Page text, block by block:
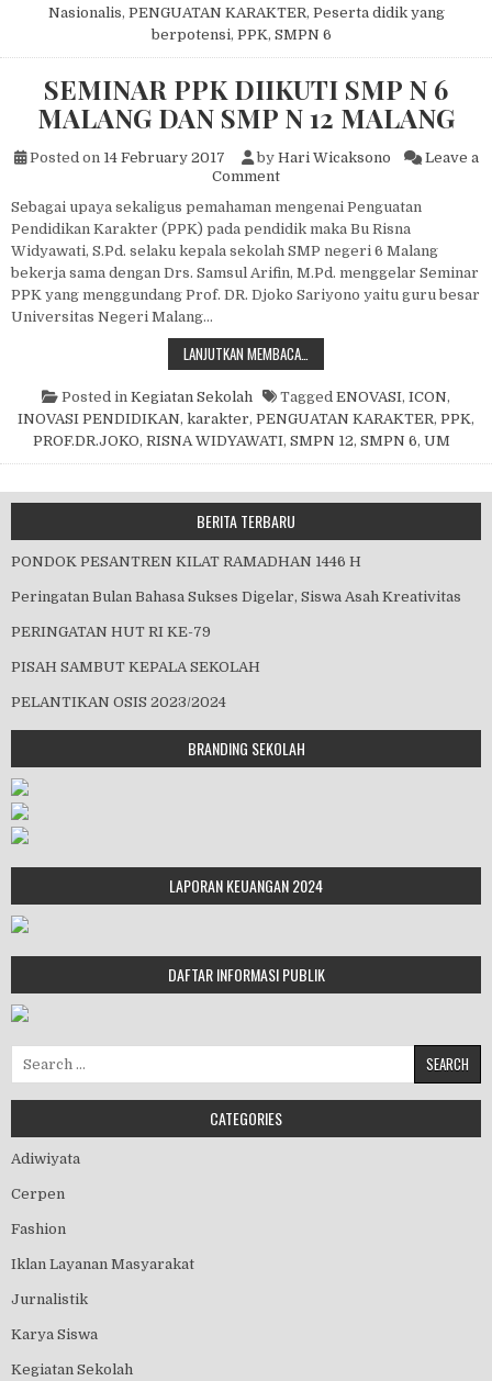
Nasionalis, PENGUATAN KARAKTER, Peserta didik yang
berpotensi, PPK, SMPN 6
SEMINAR PPK DIIKUTI SMP N 6
MALANG DAN SMP N 12 MALANG
Posted on 14 February 2017 by Hari Wicaksono
Leave a
Commenton SEMINAR PPK DIIKUTI
Sebagai upaya sekaligus pemahaman mengenai Penguatan
Pendidikan Karakter (PPK) pada pendidik maka Bu Risna
Widyawati, S.Pd. selaku kepala sekolah SMP negeri 6 Malang
bekerja sama dengan Drs. Samsul Arifin, M.Pd. menggelar Seminar
PPK yang menggundang Prof. DR. Djoko Sariyono yaitu guru besar
Universitas Negeri Malang…
LANJUTKAN MEMBACA…
Posted in Kegiatan Sekolah Tagged ENOVASI, ICON,
INOVASI PENDIDIKAN, karakter, PENGUATAN KARAKTER, PPK,
PROF.DR.JOKO, RISNA WIDYAWATI, SMPN 12, SMPN 6, UM
BERITA TERBARU
PONDOK PESANTREN KILAT RAMADHAN 1446 H
Peringatan Bulan Bahasa Sukses Digelar, Siswa Asah Kreativitas
PERINGATAN HUT RI KE-79
PISAH SAMBUT KEPALA SEKOLAH
PELANTIKAN OSIS 2023/2024
BRANDING SEKOLAH
LAPORAN KEUANGAN 2024
DAFTAR INFORMASI PUBLIK
Search for:
CATEGORIES
Adiwiyata
Cerpen
Fashion
Iklan Layanan Masyarakat
Jurnalistik
Karya Siswa
Kegiatan Sekolah